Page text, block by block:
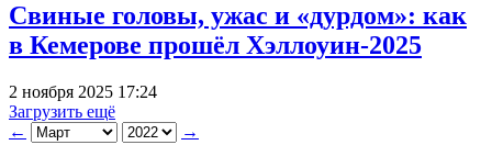
Свиные головы, ужас и «дурдом»: как
в Кемерове прошёл Хэллоуин-2025
2 ноября 2025 17:24
Загрузить ещё
←
→